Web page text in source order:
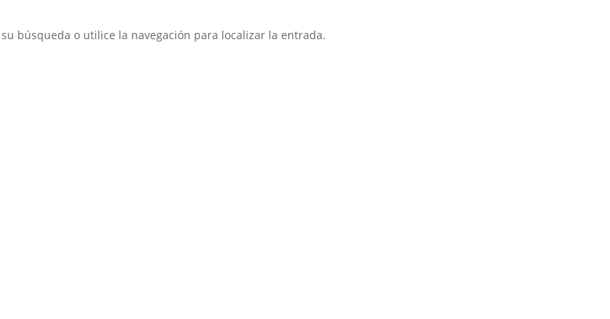
búsqueda o utilice la navegación para localizar la entrada.